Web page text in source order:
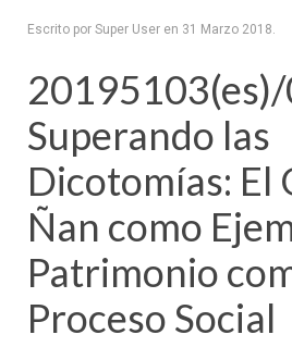
Escrito por Super User en 31 Marzo 2018.
Superando las
Dicotomías: El
Ñan como
Patrimonio
Proceso Social